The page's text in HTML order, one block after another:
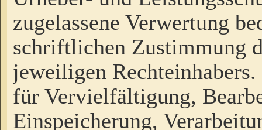
zugelassene Verwertung
schriftlichen Zustimmung
jeweiligen
für Vervielfältigung,
Einspeicherung,